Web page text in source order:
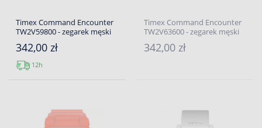
Timex Command Encounter
TW2V59800 - zegarek męski
342,00 zł
12h
Timex Command Encounter
TW2V63600 - zegarek męski
342,00 zł